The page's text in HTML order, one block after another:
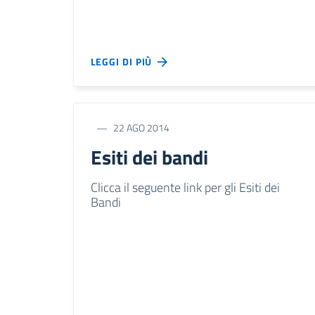
LEGGI DI PIÙ
22 AGO 2014
Esiti dei bandi
Clicca il seguente link per gli Esiti dei
Bandi